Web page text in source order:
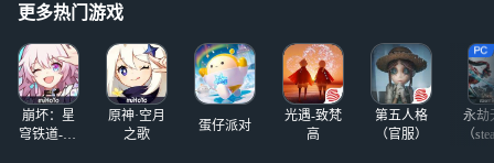
窗，支付老失败，
你想干啥叠纸？这
次真忍无可忍了
受够了叠
更多热门游戏
崩坏：星
穹铁道-4.4
原神·空月
之歌
蛋仔派对
光遇-致梵
高
第五人格
（官服）
永劫
（